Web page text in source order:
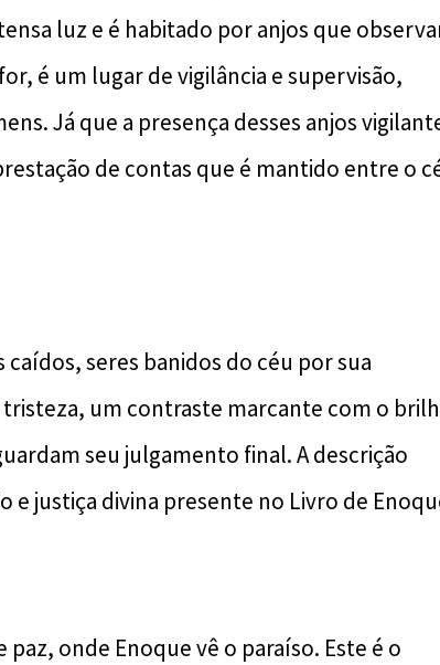
luz e é habitado por anjos que
é um lugar de vigilância e supervisão,
Já que a presença desses anjos
de contas que é mantido entre o
seres banidos do céu por sua
um contraste marcante com o
seu julgamento final. A descrição
e justiça divina presente no Livro de
onde Enoque vê o paraíso. Este é o